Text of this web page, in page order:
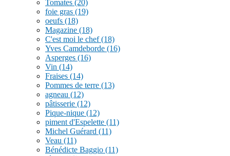
Tomates (20)
foie gras (19)
oeufs (18)
Magazine (18)
C'est moi le chef(18)
Yves Camdeborde (16)
Asperges (16)
Vin (14)
Fraises (14)
Pommes de terre (13)
agneau (12)
pâtisserie (12)
Pique-nique (12)
piment d'Espelette (11)
Michel Guérard (11)
Veau (11)
Bénédicte Baggio (11)